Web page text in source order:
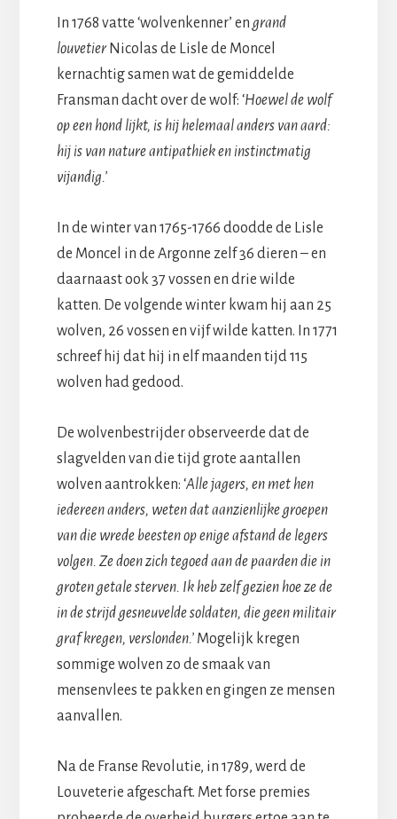
In 1768 vatte ‘wolvenkenner’ en grand
louvetierNicolas de Lisle de Moncel
kernachtig samen wat de gemiddelde
Fransman dacht over de wolf: ‘Hoewel de wolf
op een hond lijkt, is hij helemaal anders van aard:
hij is van nature antipathiek en instinctmatig
vijandig.’
In de winter van 1765-1766 doodde de Lisle
de Moncel in de Argonne zelf 36 dieren – en
daarnaast ook 37 vossen en drie wilde
katten. De volgende winter kwam hij aan 25
wolven, 26 vossen en vijf wilde katten. In 1771
schreef hij dat hij in elf maanden tijd 115
wolven had gedood.
De wolvenbestrijder observeerde dat de
slagvelden van die tijd grote aantallen
wolven aantrokken: ‘Alle jagers, en met hen
iedereen anders, weten dat aanzienlijke groepen
van die wrede beesten op enige afstand de legers
volgen. Ze doen zich tegoed aan de paarden die in
groten getale sterven. Ik heb zelf gezien hoe ze de
in de strijd gesneuvelde soldaten, die geen militair
graf kregen, verslonden.’Mogelijk kregen
sommige wolven zo de smaak van
mensenvlees te pakken en gingen ze mensen
aanvallen.
Na de Franse Revolutie, in 1789, werd de
Louveterie afgeschaft. Met forse premies